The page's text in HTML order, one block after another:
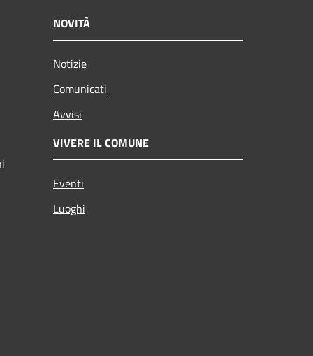
NOVITÀ
Notizie
Comunicati
Avvisi
VIVERE IL COMUNE
Eventi
Luoghi